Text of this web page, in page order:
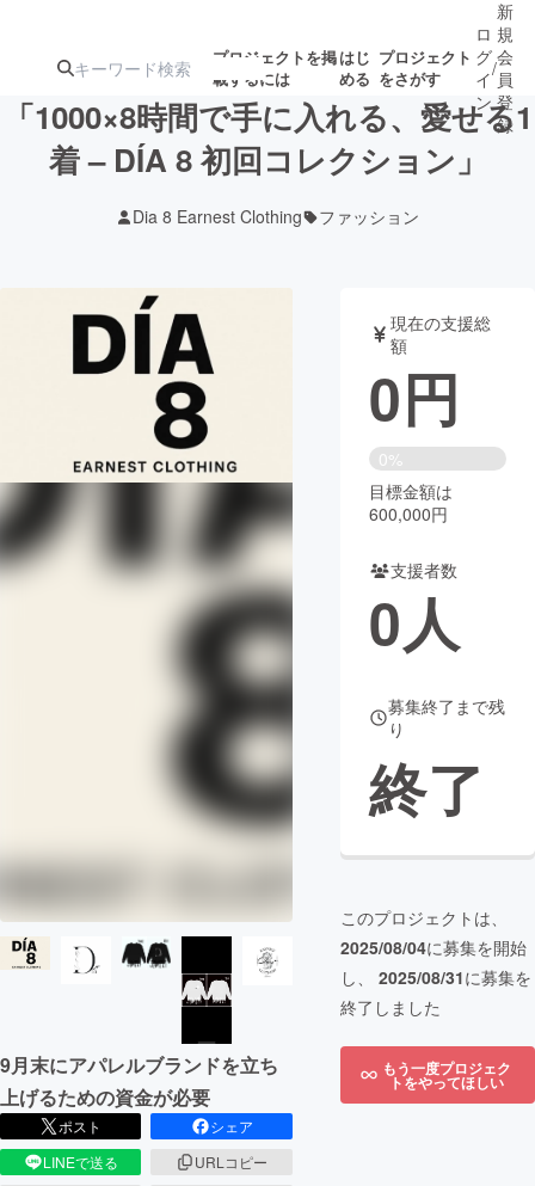
プロジェクトを掲
載するには
はじ
める
プロジェクト
をさがす
ターン
ジェクト
ロジェクト
アート・写真 音楽
テクノロジー・ガジェット ゲーム・サ
映像・映画 書籍・雑誌
チャレンジ
まちづくり・地域活性化
CAMPFIRE Creation
CAMPFIREふるさと納税machi-ya
ロ
グ
イ
ン
/
新
規
会
員
登
録
「1000×8時間で手に入れる、愛せる1
着 – DÍA 8 初回コレクション」
Dia 8 Earnest Clothing ファッション
9月末にアパレルブランドを立ち
上げるための資金が必要
ポスト
シェア
LINEで送る
URLコピー
現在の支援総
額
0円
0%
目標金額は
600,000円
支援者数
0人
募集終了まで残
り
終了
このプロジェクトは、
2025/08/04に募集を開始
し、 2025/08/31に募集を
終了しました
もう一度プロジェク
トをやってほしい